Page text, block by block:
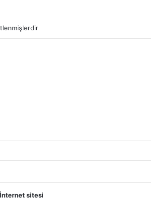
İnternet sitesi